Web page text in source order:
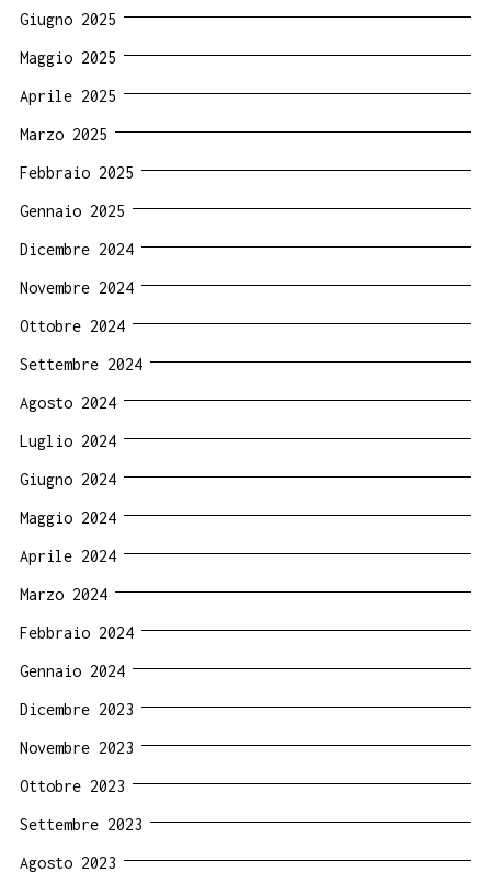
Giugno 2025
Maggio 2025
Aprile 2025
Marzo 2025
Febbraio 2025
Gennaio 2025
Dicembre 2024
Novembre 2024
Ottobre 2024
Settembre 2024
Agosto 2024
Luglio 2024
Giugno 2024
Maggio 2024
Aprile 2024
Marzo 2024
Febbraio 2024
Gennaio 2024
Dicembre 2023
Novembre 2023
Ottobre 2023
Settembre 2023
Agosto 2023